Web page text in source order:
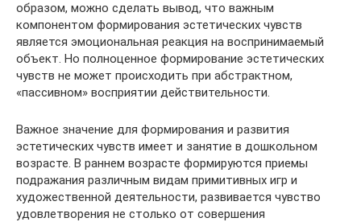
образом, можно сделать вывод, что важным
компонентом формирования эстетических чувств
является эмоциональная реакция на воспринимаемый
объект. Но полноценное формирование эстетических
чувств не может происходить при абстрактном,
«пассивном» восприятии действительности.
Важное значение для формирования и развития
эстетических чувств имеет и занятие в дошкольном
возрасте. В раннем возрасте формируются приемы
подражания различным видам примитивных игр и
художественной деятельности, развивается чувство
удовлетворения не столько от совершения